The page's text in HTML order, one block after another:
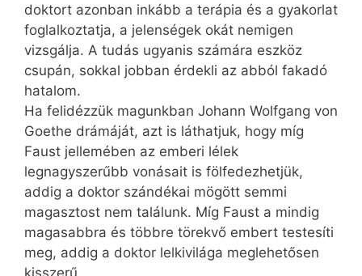
doktort azonban inkább a terápia és a gyakorlat
foglalkoztatja, a jelenségek okát nemigen
vizsgálja. A tudás ugyanis számára eszköz
csupán, sokkal jobban érdekli az abból fakadó
hatalom.
Ha felidézzük magunkban Johann Wolfgang von
Goethe drámáját, azt is láthatjuk, hogy míg
Faust jellemében az emberi lélek
legnagyszerűbb vonásait is fölfedezhetjük,
addig a doktor szándékai mögött semmi
magasztost nem találunk. Míg Faust a mindig
magasabbra és többre törekvő embert testesíti
meg, addig a doktor lelkivilága meglehetősen
kisszerű.